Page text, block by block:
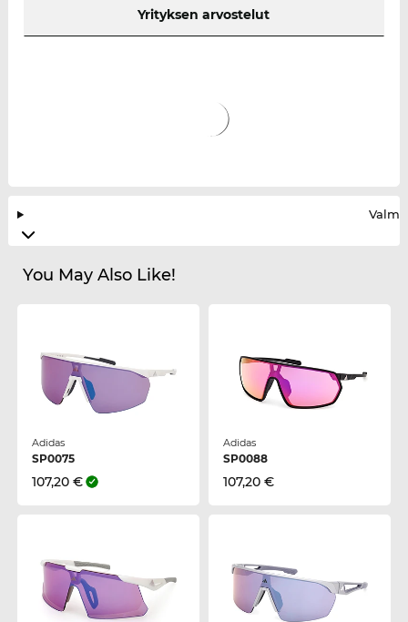
Yrityksen arvostelut
You May Also Like!
Adidas
SP0075
107,20 €
Adidas
SP0088
107,20 €